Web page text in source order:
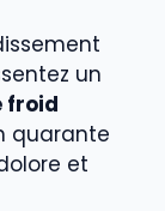
un
froid
quarante
et